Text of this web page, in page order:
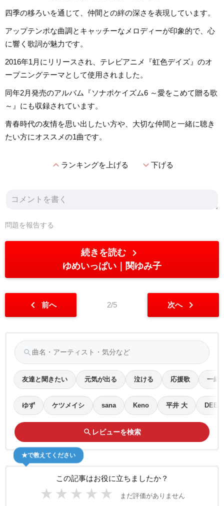
四季の移ろいを通じて、仲間との絆の深さを表現しています。
アップテンポな曲調とキャッチーなメロディーが印象的で、心
に響く歌詞が魅力です。
2016年1月にリリースされ、テレビアニメ『虹色デイズ』のオ
ープニングテーマとして使用されました。
同年2月発売のアルバム『ソナポケイズム6 ～愛をこめて贈る歌
～』にも収録されています。
青春時代の友情を思い出したい方や、大切な仲間と一緒に聴き
たい方にオススメの1曲です。
expand_lessランキングを上げる expand_more下げる
問題を報告する
続きを読む chevron_right
ゆめいっぱい 関ゆみ子
chevron_left 前へ 2/5 次へ chevron_right
search
友達と聞きたい 元気が出る 泣ける 応援歌 一緒
ゆず ケツメイシ sana Keno 平井 大 DEEN
search レビューを検索
この記事はお役に立ちましたか？
★ ★ ★ ★ ★ まだ評価がありません
★で教えてください